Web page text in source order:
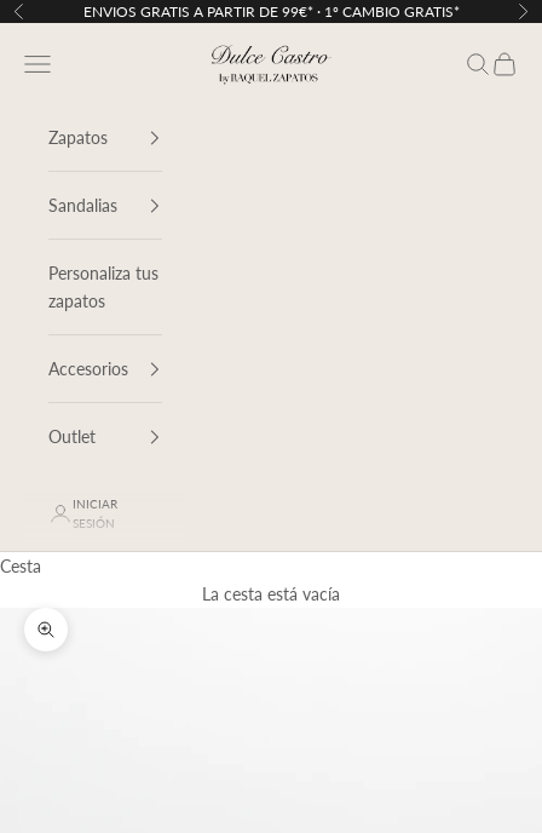
Ir al contenido
Anterior ENVIOS GRATIS A PARTIR DE 99€* · 1º CAMBIO GRATIS*
Dulce Castro
Menú Buscar
Cesta
Zapatos
Sandalias
Personaliza tus
zapatos
Accesorios
Outlet
INICIAR
SESIÓN
Cesta
La cesta está vacía
Zoom